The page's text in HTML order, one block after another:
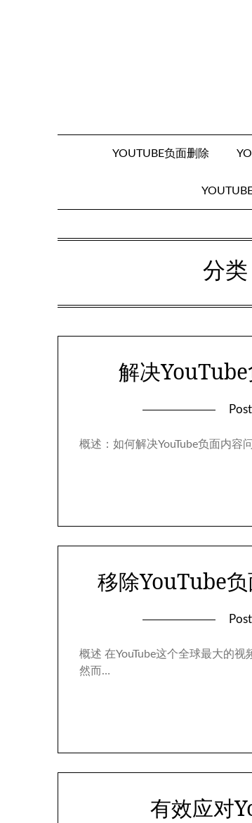
YOUTUBE负面删除
分
解决
概述：如何解决YouTube负面内容
移除YouTube
概述 在YouTube这个全球最大的
然而…
有效应对